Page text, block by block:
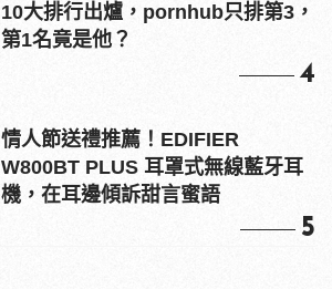
10大排行出爐，pornhub只排第3，
第1名竟是他？
4
情人節送禮推薦！EDIFIER
W800BT PLUS 耳罩式無線藍牙耳
機，在耳邊傾訴甜言蜜語
5